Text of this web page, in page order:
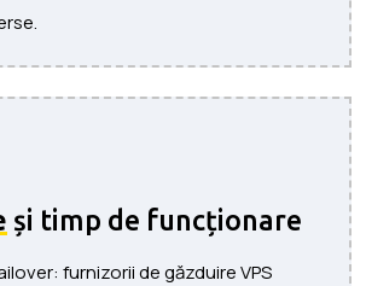
și timp de funcționare
furnizorii de găzduire VPS